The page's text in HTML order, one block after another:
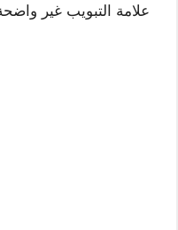
علامة التبويب غير